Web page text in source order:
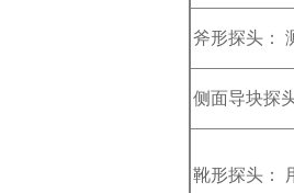
斧形探头：
侧面导块探
靴形探头：